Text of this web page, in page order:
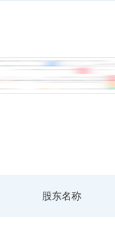
股东名称